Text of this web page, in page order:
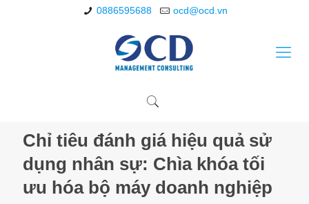
0886595688 ocd@ocd.vn
Chỉ tiêu đánh giá hiệu quả sử
dụng nhân sự: Chìa khóa tối
ưu hóa bộ máy doanh nghiệp